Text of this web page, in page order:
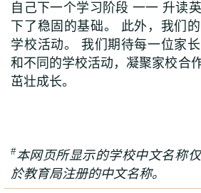
自己下一个学习阶段 一一 升读
下了稳固的基础。 此外，我们
学校活动。 我们期待每一位家
和不同的学校活动，凝聚家校合
茁壮成长。
#本网页所显示的学校中文名称
於教育局注册的中文名称。